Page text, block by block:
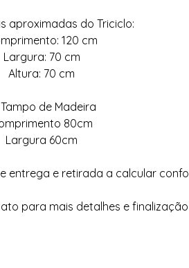
aproximadas do Triciclo:
120 cm
Largura: 70 cm
Altura: 70 cm
de Madeira
80cm
Largura 60cm
entrega e retirada a calcular